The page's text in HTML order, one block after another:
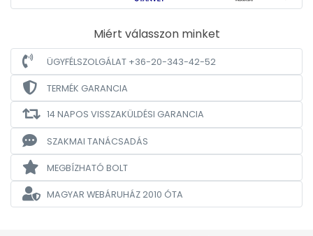
Miért válasszon minket
ÜGYFÉLSZOLGÁLAT +36-20-343-42-52
TERMÉK GARANCIA
14 NAPOS VISSZAKÜLDÉSI GARANCIA
SZAKMAI TANÁCSADÁS
MEGBÍZHATÓ BOLT
MAGYAR WEBÁRUHÁZ2010 ÓTA